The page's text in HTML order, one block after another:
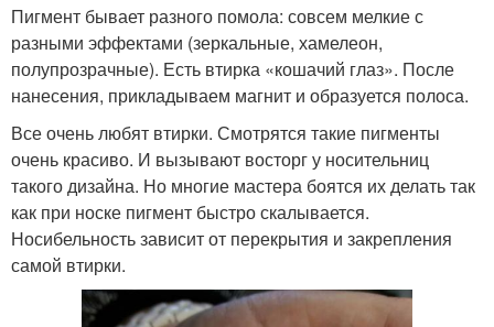
Пигмент бывает разного помола: совсем мелкие с
разными эффектами (зеркальные, хамелеон,
полупрозрачные). Есть втирка «кошачий глаз». После
нанесения, прикладываем магнит и образуется полоса.
Все очень любят втирки. Смотрятся такие пигменты
очень красиво. И вызывают восторг у носительниц
такого дизайна. Но многие мастера боятся их делать так
как при носке пигмент быстро скалывается.
Носибельность зависит от перекрытия и закрепления
самой втирки.